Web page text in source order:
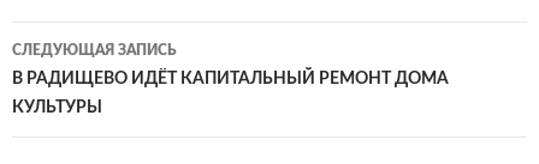
записям
СЛЕДУЮЩАЯ ЗАПИСЬ
В РАДИЩЕВО ИДЁТ КАПИТАЛЬНЫЙ РЕМОНТ ДОМА
КУЛЬТУРЫ